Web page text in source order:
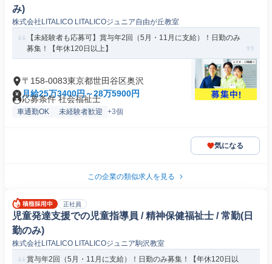
み)
株式会社LITALICO LITALICOジュニア自由が丘教室
【未経験者も応募可】賞与年2回（5月・11月に支給）！日勤のみ
募集！【年休120日以上】
〒158-0083東京都世田谷区奥沢
月給25万3400円～28万5900円
応募条件 社会福祉士
車通勤OK 未経験者歓迎 +3個
気になる
この企業の類似求人を見る
正社員
児童発達支援での児童指導員 / 精神保健福祉士 / 常勤(日
勤のみ)
株式会社LITALICO LITALICOジュニア駒沢教室
賞与年2回（5月・11月に支給）！日勤のみ募集！【年休120日以